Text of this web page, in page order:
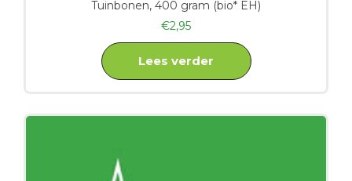
Tuinbonen, 400 gram (bio* EH)
€2,95
Lees verder